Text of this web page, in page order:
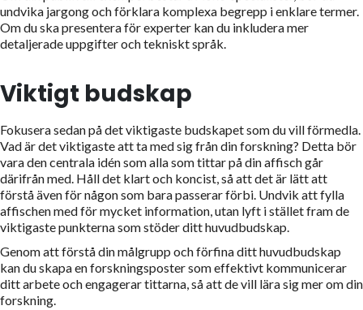
undvika jargong och förklara komplexa begrepp i enklare termer.
Om du ska presentera för experter kan du inkludera mer
detaljerade uppgifter och tekniskt språk.
Viktigt budskap
Fokusera sedan på det viktigaste budskapet som du vill förmedla.
Vad är det viktigaste att ta med sig från din forskning? Detta bör
vara den centrala idén som alla som tittar på din affisch går
därifrån med. Håll det klart och koncist, så att det är lätt att
förstå även för någon som bara passerar förbi. Undvik att fylla
affischen med för mycket information, utan lyft i stället fram de
viktigaste punkterna som stöder ditt huvudbudskap.
Genom att förstå din målgrupp och förfina ditt huvudbudskap
kan du skapa en forskningsposter som effektivt kommunicerar
ditt arbete och engagerar tittarna, så att de vill lära sig mer om din
forskning.